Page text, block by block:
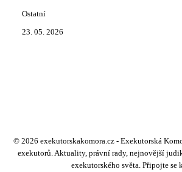
Ostatní
23. 05. 2026
© 2026 exekutorskakomora.cz - Exekutorská
exekutorů. Aktuality, právní rady, nejnovější
exekutorského světa. Připojte se